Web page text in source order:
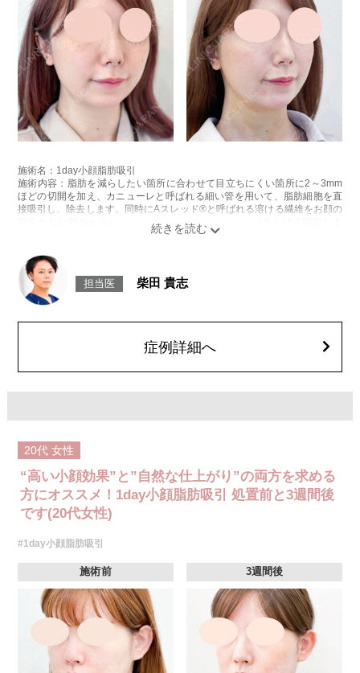
施術名：1day小顔脂肪吸引
施術内容：脂肪を減らしたい箇所に合わせて目立ちにくい箇所に2～3mm
ほどの切開を加え、カニューレと呼ばれる細い管を用いて、脂肪細胞を直
接吸引し、除去します。同時にAスレッド®と呼ばれる溶ける繊維をお顔の
目立たない部分から皮下へ挿入し、皮膚を内側から引き上げて固定しま
リスク、副作用：赤み、熱感、痛み、しびれ、むくみ、内出血、引き攣れ
感などが術後一時的に生じることがございます。また、稀に貧血、細菌感
染症、左右差、施術箇所の知覚鈍麻、ぼこつき、硬結、瘢痕化、色素沈
着、脂肪塞栓、皮膚のよれ、繊維の突出などを生じることがございます。
顔の脂肪吸引箇所の追加 1ヶ所ごと+162,800円(税込)
オプション：笑気麻酔 3,300円(税込)
担当医 柴田 貴志
症例詳細へ
20代 女性
“高い小顔効果”と”自然な仕上がり”の両方を求める
方にオススメ！1day小顔脂肪吸引 処置前と3週間後
です(20代女性)
#1day小顔脂肪吸引
施術前 3週間後